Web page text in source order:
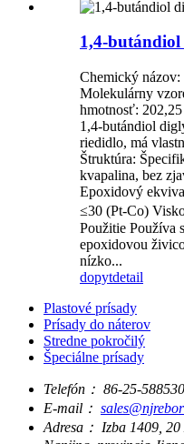
1,4-
Chemický
Molekulárny
hmotnosť:
1,4-butándiol
riedidlo, má
Štruktúra:
kvapalina, bez
Epoxidový
≤30 (Pt-Co)
Použitie Používa
epoxidovou
nízko...
dopytdetail
Plastové prísady
Prísady do náterov
Stredne pokročilý
Špeciálne prísady
Telefón： 86-25-
E-mail：
Adresa： Izba 1409,